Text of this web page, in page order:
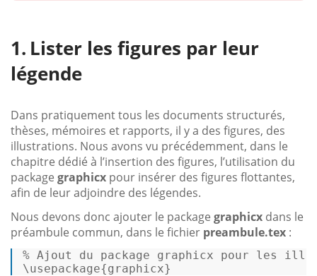
Lister les figures par leur
légende
Dans pratiquement tous les documents structurés,
thèses, mémoires et rapports, il y a des figures, des
illustrations. Nous avons vu précédemment, dans le
chapitre dédié à l’insertion des figures, l’utilisation du
package graphicx pour insérer des figures flottantes,
afin de leur adjoindre des légendes.
Nous devons donc ajouter le package graphicx dans le
préambule commun, dans le fichier preambule.tex :
% Ajout du package graphicx pour les
\usepackage{graphicx}